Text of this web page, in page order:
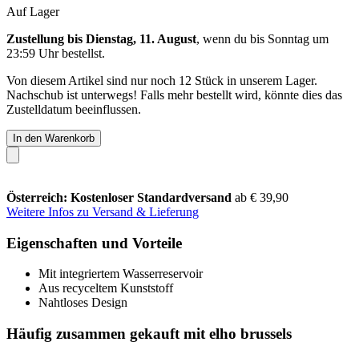
Auf Lager
Zustellung bis Dienstag, 11. August, wenn du bis Sonntag um
23:59 Uhrbestellst.
Von diesem Artikel sind nur noch 12 Stück in unserem Lager.
Nachschub ist unterwegs! Falls mehr bestellt wird, könnte dies das
Zustelldatum beeinflussen.
In den Warenkorb
Österreich: Kostenloser Standardversand ab € 39,90
Weitere Infos zu Versand & Lieferung
Eigenschaften und Vorteile
Mit integriertem Wasserreservoir
Aus recyceltem Kunststoff
Nahtloses Design
Häufig zusammen gekauft mit elho brussels